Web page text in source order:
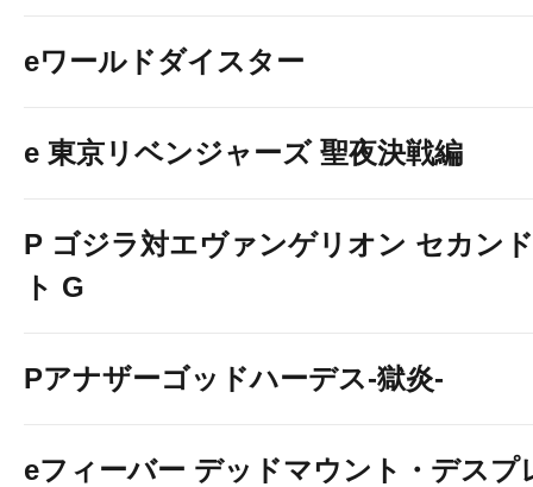
eワールドダイスター
e 東京リベンジャーズ 聖夜決戦編
P ゴジラ対エヴァンゲリオン セカン
ト G
Pアナザーゴッドハーデス-獄炎-
eフィーバー デッドマウント・デスプ